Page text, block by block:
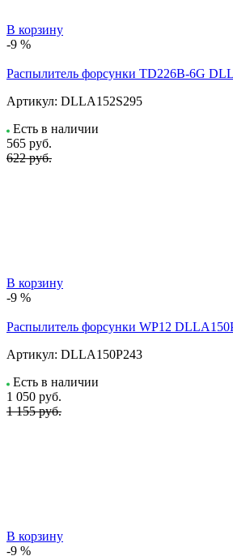
В корзину
-9 %
Распылитель форсунки TD226B-6G
Артикул: DLLA152S295
Есть в наличии
565 руб.
622 руб.
В корзину
-9 %
Распылитель форсунки WP12
Артикул: DLLA150P243
Есть в наличии
1 050 руб.
1 155 руб.
В корзину
-9 %